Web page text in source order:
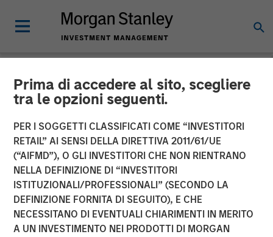
Prima di accedere al sito, scegliere
tra le opzioni seguenti.
PER I SOGGETTI CLASSIFICATI COME “INVESTITORI
RETAIL” AI SENSI DELLA DIRETTIVA 2011/61/UE
(“AIFMD”), O GLI INVESTITORI CHE NON RIENTRANO
NELLA DEFINIZIONE DI “INVESTITORI
ISTITUZIONALI/PROFESSIONALI” (SECONDO LA
DEFINIZIONE FORNITA DI SEGUITO), E CHE
NECESSITANO DI EVENTUALI CHIARIMENTI IN MERITO
A UN INVESTIMENTO NEI PRODOTTI DI MORGAN
NEWSROOM
Morgan Stanley Private
Equity Asia, Profex and
Korres Reach Investment
Agreement
27 DICEMBRE 2017